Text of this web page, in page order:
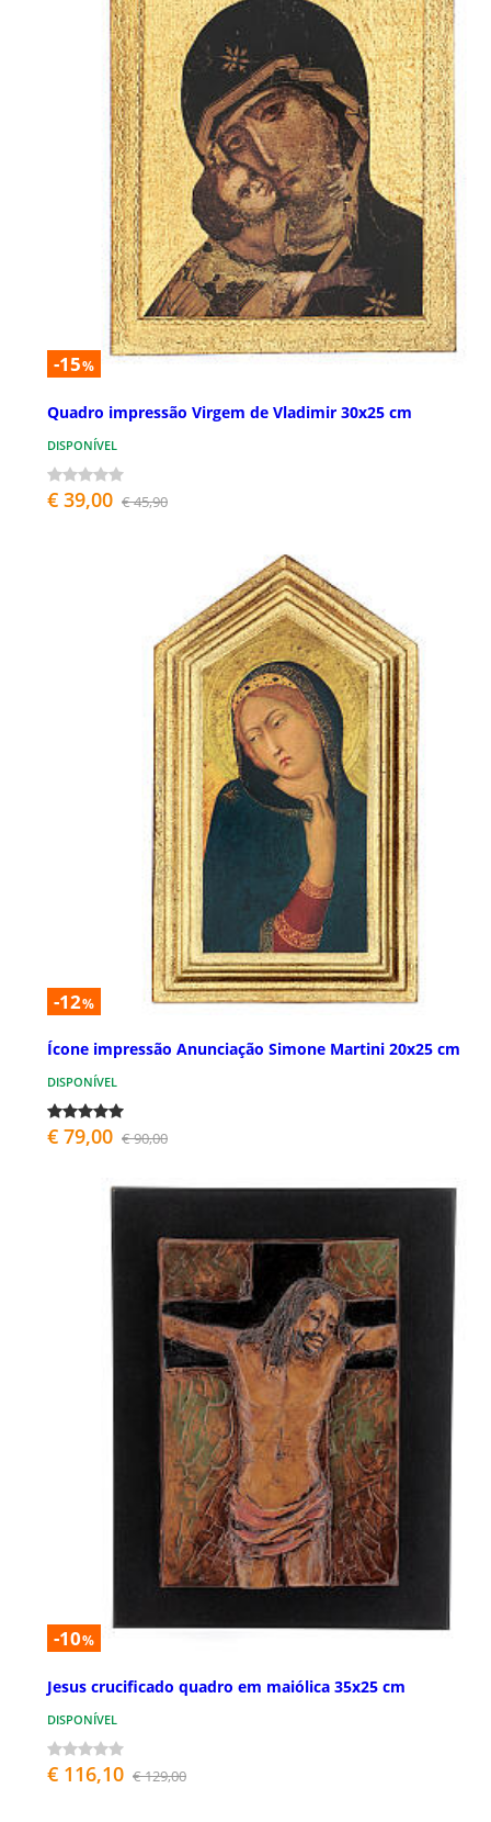
-15%
Quadro impressão Virgem de Vladimir 30x25 cm
DISPONÍVEL
€ 39,00 € 45,90
-12%
Ícone impressão Anunciação Simone Martini 20x25 cm
DISPONÍVEL
€ 79,00 € 90,00
-10%
Jesus crucificado quadro em maiólica 35x25 cm
DISPONÍVEL
€ 116,10 € 129,00